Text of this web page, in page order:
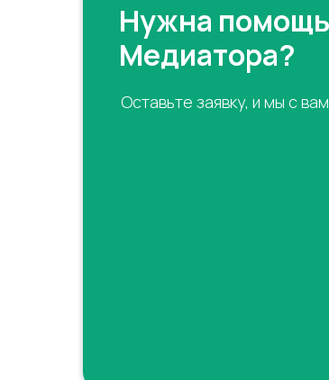
Нужна
Медиатора?
Оставьте заявку, и мы с